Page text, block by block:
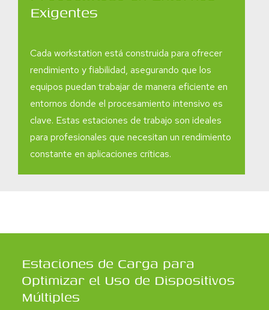
Exigentes
Cada workstation está construida para ofrecer
rendimiento y fiabilidad, asegurando que los
equipos puedan trabajar de manera eficiente en
entornos donde el procesamiento intensivo es
clave. Estas estaciones de trabajo son ideales
para profesionales que necesitan un rendimiento
constante en aplicaciones críticas.
Estaciones de Carga para
Optimizar el Uso de Dispositivos
Múltiples